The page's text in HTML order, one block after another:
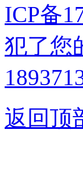
ICP备
犯了您
返回顶